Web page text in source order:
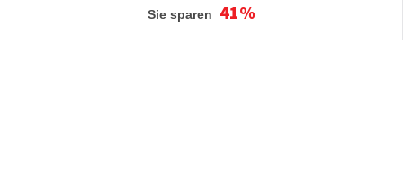
Sie sparen 41%